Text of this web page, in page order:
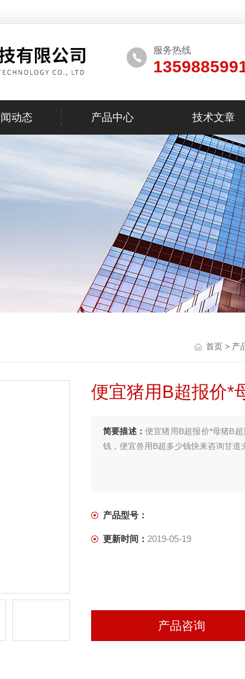
服务热线
动态 产品中心 技术文章
首页 > 产
便宜猪用B超报价*
简要描述：便宜猪用B超报价*母猪B
钱，便宜兽用B超多少钱快来咨询甘道
产品型号：
更新时间： 2019-05-19
产品咨询